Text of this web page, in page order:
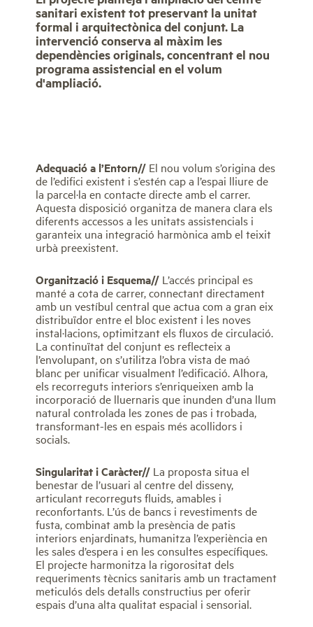
sanitari existent tot preservant la unitat
formal i arquitectònica del conjunt. La
intervenció conserva al màxim les
dependències originals, concentrant el nou
programa assistencial en el volum
d'ampliació.
Adequació a l’Entorn// El nou volum s’origina des
de l’edifici existent i s’estén cap a l’espai lliure de
la parcel·la en contacte directe amb el carrer.
Aquesta disposició organitza de manera clara els
diferents accessos a les unitats assistencials i
garanteix una integració harmònica amb el teixit
urbà preexistent.
Organització i Esquema// L’accés principal es
manté a cota de carrer, connectant directament
amb un vestíbul central que actua com a gran eix
distribuïdor entre el bloc existent i les noves
instal·lacions, optimitzant els fluxos de circulació.
La continuïtat del conjunt es reflecteix a
l’envolupant, on s’utilitza l’obra vista de maó
blanc per unificar visualment l’edificació. Alhora,
els recorreguts interiors s’enriqueixen amb la
incorporació de lluernaris que inunden d’una llum
natural controlada les zones de pas i trobada,
transformant-les en espais més acollidors i
socials.
Singularitat i Caràcter// La proposta situa el
benestar de l’usuari al centre del disseny,
articulant recorreguts fluids, amables i
reconfortants. L’ús de bancs i revestiments de
fusta, combinat amb la presència de patis
interiors enjardinats, humanitza l’experiència en
les sales d’espera i en les consultes específiques.
El projecte harmonitza la rigorositat dels
requeriments tècnics sanitaris amb un tractament
meticulós dels detalls constructius per oferir
espais d’una alta qualitat espacial i sensorial.